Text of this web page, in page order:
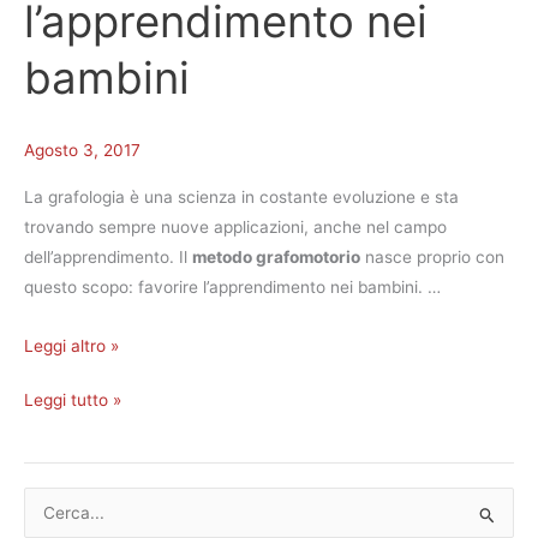
l’apprendimento nei
bambini
Agosto 3, 2017
La grafologia è una scienza in costante evoluzione e sta
trovando sempre nuove applicazioni, anche nel campo
dell’apprendimento. Il metodo grafomotorio nasce proprio con
questo scopo: favorire l’apprendimento nei bambini. …
Leggi altro »
Leggi tutto »